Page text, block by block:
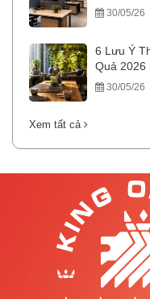
30/05/26
6 Lưu Ý
Quả 2026
30/05/26
Xem tất cả